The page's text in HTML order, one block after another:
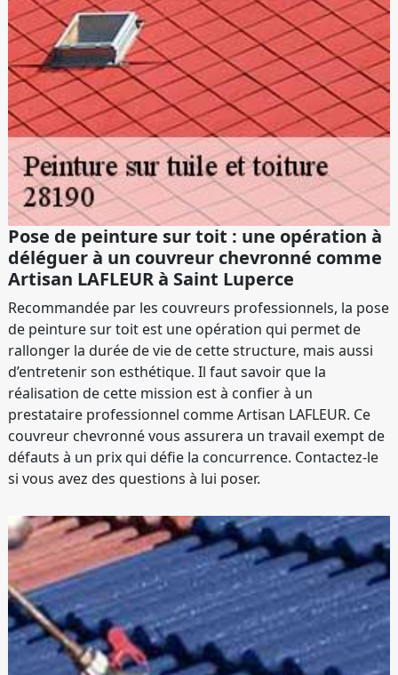
Pose de peinture sur toit : une opération à
déléguer à un couvreur chevronné comme
Artisan LAFLEUR à Saint Luperce
Recommandée par les couvreurs professionnels, la pose
de peinture sur toit est une opération qui permet de
rallonger la durée de vie de cette structure, mais aussi
d’entretenir son esthétique. Il faut savoir que la
réalisation de cette mission est à confier à un
prestataire professionnel comme Artisan LAFLEUR. Ce
couvreur chevronné vous assurera un travail exempt de
défauts à un prix qui défie la concurrence. Contactez-le
si vous avez des questions à lui poser.